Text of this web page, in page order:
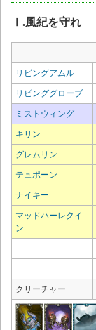
Ⅰ.風紀を守れ
リビングアムル
リビンググローブ
ミストウィング
キリン
グレムリン
テュポーン
ナイキー
マッドハーレクイ
ン
クリーチャー